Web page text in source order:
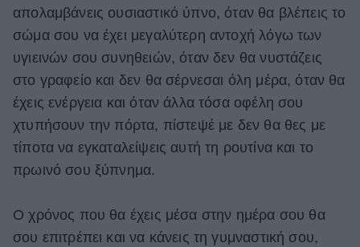
απολαμβάνεις ουσιαστικό ύπνο, όταν θα βλέπεις το
σώμα σου να έχει μεγαλύτερη αντοχή λόγω των
υγιεινών σου συνηθειών, όταν δεν θα νυστάζεις
στο γραφείο και δεν θα σέρνεσαι όλη μέρα, όταν θα
έχεις ενέργεια και όταν άλλα τόσα οφέλη σου
χτυπήσουν την πόρτα, πίστεψέ με δεν θα θες με
τίποτα να εγκαταλείψεις αυτή τη ρουτίνα και το
πρωινό σου ξύπνημα.
Ο χρόνος που θα έχεις μέσα στην ημέρα σου θα
σου επιτρέπει και να κάνεις τη γυμναστική σου,